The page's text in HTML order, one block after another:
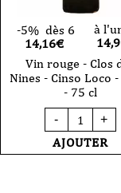
-5% dès 6
14,16€
à
Vin rouge - Clos
Nines - Cinso Loco
- 75 cl
-
quantité
de
Vin
rouge
+
AJOUTER